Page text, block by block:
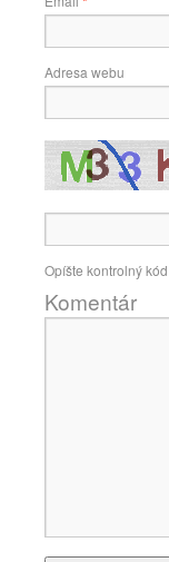
Adresa webu
Opíšte kontrolný kód
Komentár